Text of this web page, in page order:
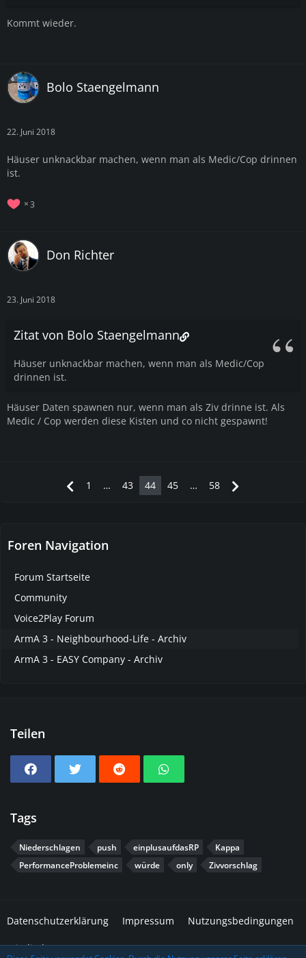
Kommt wieder.
Bolo Staengelmann
22. Juni 2018
Häuser unknackbar machen, wenn man als Medic/Cop drinnen
ist.
3
Don Richter
23. Juni 2018
Zitat von Bolo Staengelmann
Häuser unknackbar machen, wenn man als Medic/Cop
drinnen ist.
Häuser Daten spawnen nur, wenn man als Ziv drinne ist. Als
Medic / Cop werden diese Kisten und co nicht gespawnt!
1 … 43 44 45 … 58
Foren Navigation
Forum Startseite
Community
Voice2Play Forum
ArmA 3 - Neighbourhood-Life - Archiv
ArmA 3 - EASY Company - Archiv
Teilen
Tags
Niederschlagen push einplusaufdasRP
Kappa
PerformanceProblemeinc
würde only Zivvorschlag
Datenschutzerklärung Impressum Nutzungsbedingungen
Mitglieder